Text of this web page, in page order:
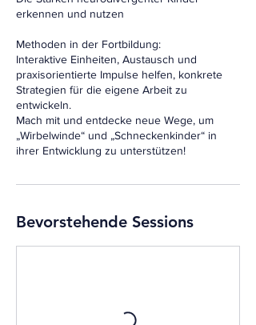
erkennen und nutzen
Methoden in der Fortbildung:
Interaktive Einheiten, Austausch und
praxisorientierte Impulse helfen, konkrete
Strategien für die eigene Arbeit zu
entwickeln.
Mach mit und entdecke neue Wege, um
„Wirbelwinde“ und „Schneckenkinder“ in
ihrer Entwicklung zu unterstützen!
Bevorstehende Sessions